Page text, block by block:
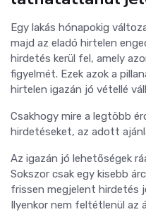
Egy lakás hónapokig
majd az eladó hirtelen
hirdetés kerül fel, amely
figyelmét. Ezek azok a
hirtelen igazán jó vétellé
Csakhogy mire a legtöbb
hirdetéseket, az adott
Az igazán jó lehetőségek
Sokszor csak egy kisebb
frissen megjelent hirdetés
Ilyenkor nem feltétlenül az